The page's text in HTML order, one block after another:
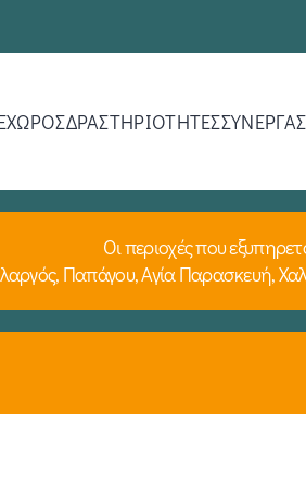
ΧΩΡΟΣΔΡΑΣΤΗΡΙΟΤΗΤΕΣ
Οι περιοχές που
Παπάγου, Αγία Παρασκευή,